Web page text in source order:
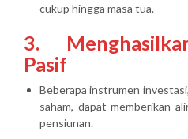
cukup hingga masa tua.
3.
Pasif
Beberapa instrumen
saham, dapat memberikan
pensiunan.